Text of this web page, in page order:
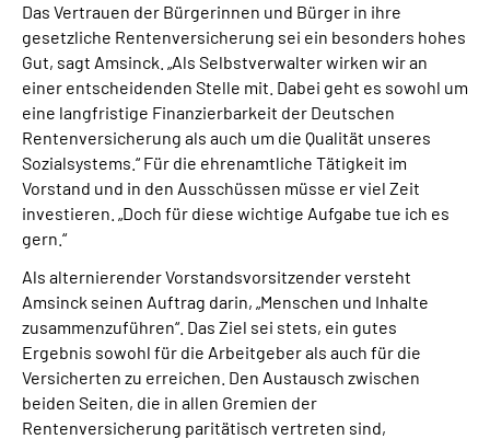
Das Vertrauen der Bürgerinnen und Bürger in ihre
gesetzliche Rentenversicherung sei ein besonders hohes
Gut, sagt Amsinck. „Als Selbstverwalter wirken wir an
einer entscheidenden Stelle mit. Dabei geht es sowohl um
eine langfristige Finanzierbarkeit der Deutschen
Rentenversicherung als auch um die Qualität unseres
Sozialsystems.“ Für die ehrenamtliche Tätigkeit im
Vorstand und in den Ausschüssen müsse er viel Zeit
investieren. „Doch für diese wichtige Aufgabe tue ich es
gern.“
Als alternierender Vorstandsvorsitzender versteht
Amsinck seinen Auftrag darin, „Menschen und Inhalte
zusammenzuführen“. Das Ziel sei stets, ein gutes
Ergebnis sowohl für die Arbeitgeber als auch für die
Versicherten zu erreichen. Den Austausch zwischen
beiden Seiten, die in allen Gremien der
Rentenversicherung paritätisch vertreten sind,